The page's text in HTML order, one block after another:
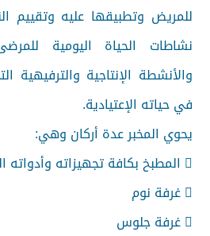
للمريض وتطبيقها عليه وتقييم
نشاطات الحياة اليومية
والأنشطة الإنتاجية
في حياته الإعتيادية.
يحوي المخبر عدة أركان وهي:
 المطبخ بكافة تجهيزاته وأدواته الشائعة
 غرفة نوم
 غرفة جلوس